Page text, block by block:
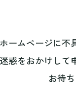
ームページに不
惑をおかけして
お待